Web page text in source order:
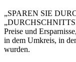
„SPAREN SIE
Preise und
in dem Umkreis, in
wurden.